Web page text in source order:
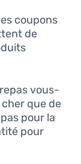
coupons
de
vous-
que de
pour la
pour